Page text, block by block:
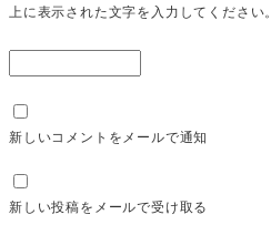
上に表示された文字を入力してください。
新しいコメントをメールで通知
新しい投稿をメールで受け取る